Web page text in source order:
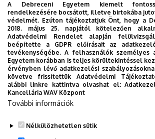
2026. augusztus 7.
Univerzum: A Debreceni
titkos receptjei
KUTATÁS TUDOMÁNY
A Debreceni Egyetem kiemelt
rendelkezésére bocsátott, illetve birtokába
védelmét. Ezúton tájékoztatjuk Önt, hogy a
2018. május 25. napjától kötelezően
Adatvédelmi Rendelet alapján
beépítette a GDPR előírásait az
tevékenységébe. A felhasználók személyes
Egyetem korábban is teljes körültekintéssel
érvényben lévő adatkezelési
követve frissítettük Adatvédelmi
alábbi linkre kattintva olvashat el:
Kancellária WAV Központ
További információk
Nélkülözhetetlen sütik